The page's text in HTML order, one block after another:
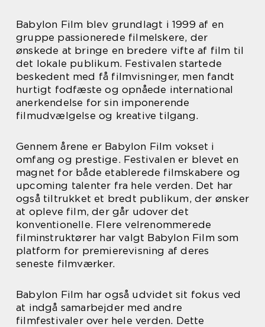
Babylon Film blev grundlagt i 1999 af en
gruppe passionerede filmelskere, der
ønskede at bringe en bredere vifte af film til
det lokale publikum. Festivalen startede
beskedent med få filmvisninger, men fandt
hurtigt fodfæste og opnåede international
anerkendelse for sin imponerende
filmudvælgelse og kreative tilgang.
Gennem årene er Babylon Film vokset i
omfang og prestige. Festivalen er blevet en
magnet for både etablerede filmskabere og
upcoming talenter fra hele verden. Det har
også tiltrukket et bredt publikum, der ønsker
at opleve film, der går udover det
konventionelle. Flere velrenommerede
filminstruktører har valgt Babylon Film som
platform for premierevisning af deres
seneste filmværker.
Babylon Film har også udvidet sit fokus ved
at indgå samarbejder med andre
filmfestivaler over hele verden. Dette